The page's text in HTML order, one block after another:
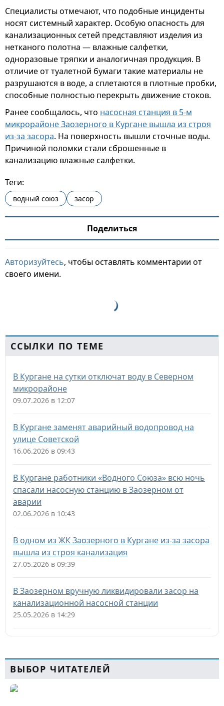
Специалисты отмечают, что подобные инциденты
носят системный характер. Особую опасность для
канализационных сетей представляют изделия из
нетканого полотна — влажные салфетки,
одноразовые тряпки и аналогичная продукция. В
отличие от туалетной бумаги такие материалы не
разрушаются в воде, а сплетаются в плотные пробки,
способные полностью перекрыть движение стоков.
Ранее сообщалось, что насосная станция в 5-м
микрорайоне Заозерного в Кургане вышла из строя
из-за засора. На поверхность вышли сточные воды.
Причиной поломки стали сброшенные в
канализацию влажные салфетки.
Теги:
водный союз засор
Поделиться
Авторизуйтесь, чтобы оставлять комментарии от
своего имени.
ССЫЛКИ ПО ТЕМЕ
В Кургане на сутки отключат воду в Северном
микрорайоне
09.07.2026 в 12:07
В Кургане заменят аварийный водопровод на
улице Советской
16.06.2026 в 09:43
В Кургане работники «Водного Союза» всю ночь
спасали насосную станцию в Заозерном от
аварии
02.06.2026 в 10:43
В одном из ЖК Заозерного в Кургане из-за засора
вышла из строя канализация
27.05.2026 в 09:39
В Заозерном вручную ликвидировали засор на
канализационной насосной станции
25.05.2026 в 14:29
ВЫБОР ЧИТАТЕЛЕЙ